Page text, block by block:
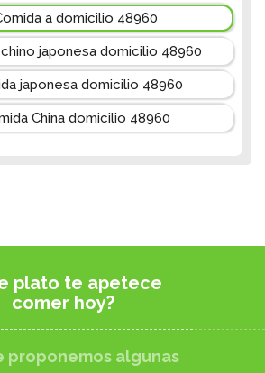
a domicilio 48960
japonesa domicilio 48960
japonesa domicilio 48960
China domicilio 48960
plato te apetece
comer hoy?
proponemos algunas